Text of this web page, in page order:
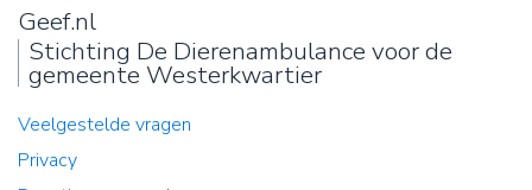
Geef.nl
Stichting De Dierenambulance voor de
gemeente Westerkwartier
Veelgestelde vragen
Privacy